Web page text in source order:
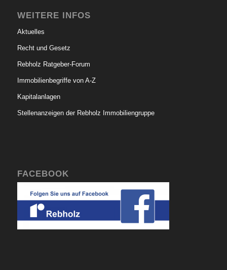
WEITERE INFOS
Aktuelles
Recht und Gesetz
Rebholz Ratgeber-Forum
Immobilienbegriffe von A-Z
Kapitalanlagen
Stellenanzeigen der Rebholz Immobiliengruppe
FACEBOOK